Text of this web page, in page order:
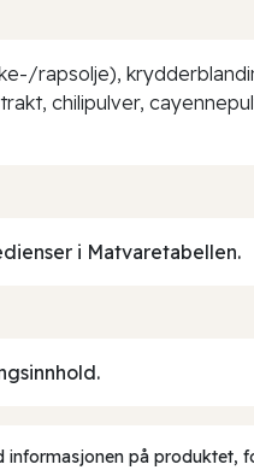
rapsolje),
chilipulver,
i Matvaretabellen.
informasjonen på produktet,